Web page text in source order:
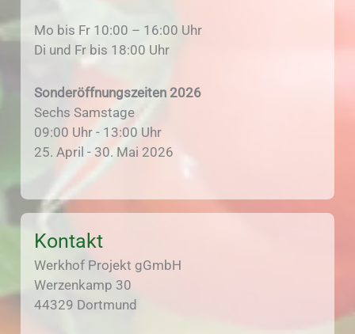
Mo bis Fr 10:00 – 16:00 Uhr
Di und Fr bis 18:00 Uhr
Sonderöffnungszeiten 2026
Sechs Samstage
09:00 Uhr - 13:00 Uhr
25. April - 30. Mai 2026
Kontakt
Werkhof Projekt gGmbH
Werzenkamp 30
44329 Dortmund